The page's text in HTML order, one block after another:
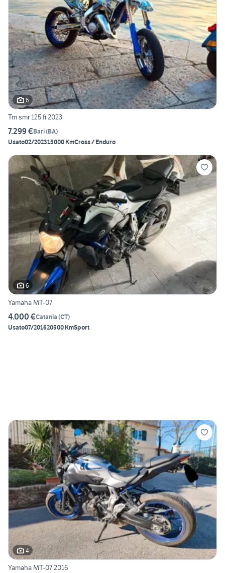
6
Tm smr 125 fi 2023
7.299 €Bari(BA)
Usato02/202315000 KmCross / Enduro
6
Yamaha MT-07
4.000 €Catania (CT)
Usato07/201620500 KmSport
4
Yamaha MT-07 2016